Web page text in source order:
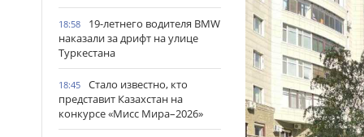
18:58
19-летнего водителя BMW
наказали за дрифт на улице
Туркестана
18:45
Стало известно, кто
представит Казахстан на
конкурсе «Мисс Мира–2026»